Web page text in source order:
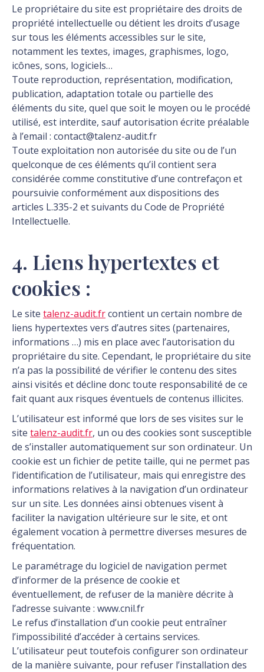
Le propriétaire du site est propriétaire des droits de
propriété intellectuelle ou détient les droits d’usage
sur tous les éléments accessibles sur le site,
notamment les textes, images, graphismes, logo,
icônes, sons, logiciels…
Toute reproduction, représentation, modification,
publication, adaptation totale ou partielle des
éléments du site, quel que soit le moyen ou le procédé
utilisé, est interdite, sauf autorisation écrite préalable
à l’email : contact@talenz-audit.fr
Toute exploitation non autorisée du site ou de l’un
quelconque de ces éléments qu’il contient sera
considérée comme constitutive d’une contrefaçon et
poursuivie conformément aux dispositions des
articles L.335-2 et suivants du Code de Propriété
Intellectuelle.
4. Liens hypertextes et
cookies :
Le site talenz-audit.frcontient un certain nombre de
liens hypertextes vers d’autres sites (partenaires,
informations …) mis en place avec l’autorisation du
propriétaire du site. Cependant, le propriétaire du site
n’a pas la possibilité de vérifier le contenu des sites
ainsi visités et décline donc toute responsabilité de ce
fait quant aux risques éventuels de contenus illicites.
L’utilisateur est informé que lors de ses visites sur le
site talenz-audit.fr, un ou des cookies sont susceptible
de s’installer automatiquement sur son ordinateur. Un
cookie est un fichier de petite taille, qui ne permet pas
l’identification de l’utilisateur, mais qui enregistre des
informations relatives à la navigation d’un ordinateur
sur un site. Les données ainsi obtenues visent à
faciliter la navigation ultérieure sur le site, et ont
également vocation à permettre diverses mesures de
fréquentation.
Le paramétrage du logiciel de navigation permet
d’informer de la présence de cookie et
éventuellement, de refuser de la manière décrite à
l’adresse suivante : www.cnil.fr
Le refus d’installation d’un cookie peut entraîner
l’impossibilité d’accéder à certains services.
L’utilisateur peut toutefois configurer son ordinateur
de la manière suivante, pour refuser l’installation des